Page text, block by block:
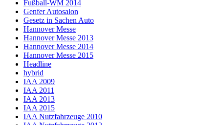
Fußball-WM 2014
Genfer Autosalon
Gesetz in Sachen Auto
Hannover Messe
Hannover Messe 2013
Hannover Messe 2014
Hannover Messe 2015
Headline
hybrid
IAA 2009
IAA 2011
IAA 2013
IAA 2015
IAA Nutzfahrzeuge 2010